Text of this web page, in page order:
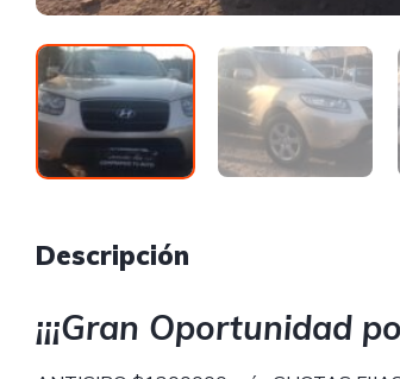
Descripción
¡¡¡Gran Oportunidad